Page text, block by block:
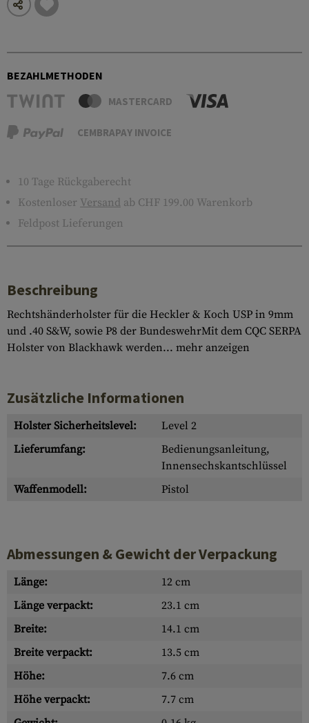
BEZAHLMETHODEN
MASTERCARD
CEMBRAPAY INVOICE
10 Tage Rückgaberecht
Kostenloser Versand ab CHF 199.00 Warenkorb
Feldpost Lieferungen
Beschreibung
Rechtshänderholster für die Heckler & Koch USP in 9mm
und .40 S&W, sowie P8 der BundeswehrMit dem CQC SERPA
Holster von Blackhawk werden... mehr anzeigen
Zusätzliche Informationen
Holster Sicherheitslevel:
Level 2
Lieferumfang:
Bedienungsanleitung,
Innensechskantschlüssel
Waffenmodell:
Pistol
Abmessungen & Gewicht der Verpackung
Länge:
12 cm
Länge verpackt:
23.1 cm
Breite:
14.1 cm
Breite verpackt:
13.5 cm
Höhe:
7.6 cm
Höhe verpackt:
7.7 cm